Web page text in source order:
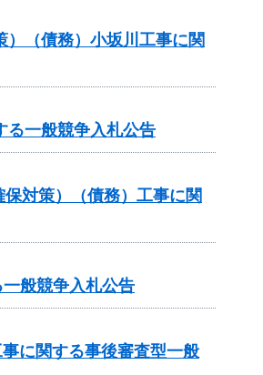
（債務）小坂川工事に関
一般競争入札公告
対策）（債務）工事に関
般競争入札公告
に関する事後審査型一般